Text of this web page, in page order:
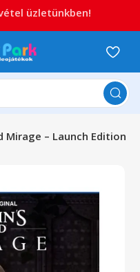
Mirage – Launch Edition
üzletünkben!